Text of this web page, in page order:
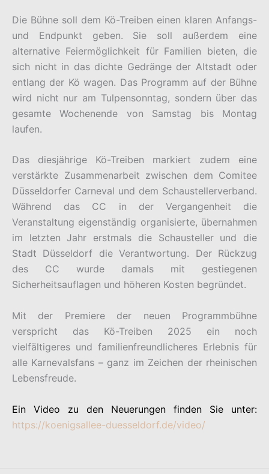
Die Bühne soll dem Kö-Treiben einen klaren Anfangs-
und Endpunkt geben. Sie soll außerdem eine
alternative Feiermöglichkeit für Familien bieten, die
sich nicht in das dichte Gedränge der Altstadt oder
entlang der Kö wagen. Das Programm auf der Bühne
wird nicht nur am Tulpensonntag, sondern über das
gesamte Wochenende von Samstag bis Montag
laufen.
Das diesjährige Kö-Treiben markiert zudem eine
verstärkte Zusammenarbeit zwischen dem Comitee
Düsseldorfer Carneval und dem Schaustellerverband.
Während das CC in der Vergangenheit die
Veranstaltung eigenständig organisierte, übernahmen
im letzten Jahr erstmals die Schausteller und die
Stadt Düsseldorf die Verantwortung. Der Rückzug
des CC wurde damals mit gestiegenen
Sicherheitsauflagen und höheren Kosten begründet.
Mit der Premiere der neuen Programmbühne
verspricht das Kö-Treiben 2025 ein noch
vielfältigeres und familienfreundlicheres Erlebnis für
alle Karnevalsfans – ganz im Zeichen der rheinischen
Lebensfreude.
Ein Video zu den Neuerungen finden Sie unter:
https://koenigsallee-duesseldorf.de/video/